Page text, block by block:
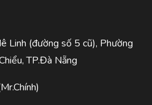
Linh (đường số 5 cũ), Phường
TP.Đà Nẵng